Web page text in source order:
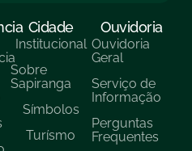
Cidade
Institucional
Sobre
Sapiranga
Símbolos
Turísmo
Ouvidoria
Ouvidoria
Geral
Serviço de
Informação
Perguntas
Frequentes